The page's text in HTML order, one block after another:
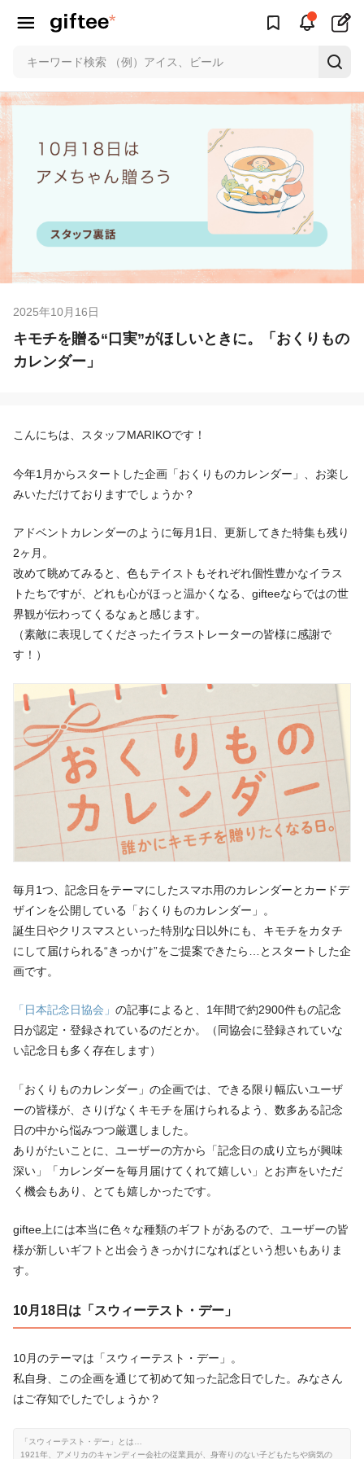
2025年10月16日
キモチを贈る“口実”がほしいときに。「おくりもの
カレンダー」
こんにちは、スタッフMARIKOです！
今年1月からスタートした企画「おくりものカレンダー」、お楽し
みいただけておりますでしょうか？
アドベントカレンダーのように毎月1日、更新してきた特集も残り
2ヶ月。
改めて眺めてみると、色もテイストもそれぞれ個性豊かなイラス
トたちですが、どれも心がほっと温かくなる、gifteeならではの世
界観が伝わってくるなぁと感じます。
（素敵に表現してくださったイラストレーターの皆様に感謝で
す！）
毎月1つ、記念日をテーマにしたスマホ用のカレンダーとカードデ
ザインを公開している「おくりものカレンダー」。
誕生日やクリスマスといった特別な日以外にも、キモチをカタチ
にして届けられる“きっかけ”をご提案できたら…とスタートした企
画です。
「日本記念日協会」 の記事によると、1年間で約2900件もの記念
日が認定・登録されているのだとか。（同協会に登録されていな
い記念日も多く存在します）
「おくりものカレンダー」の企画では、できる限り幅広いユーザ
ーの皆様が、さりげなくキモチを届けられるよう、数多ある記念
日の中から悩みつつ厳選しました。
ありがたいことに、ユーザーの方から「記念日の成り立ちが興味
深い」「カレンダーを毎月届けてくれて嬉しい」とお声をいただ
く機会もあり、とても嬉しかったです。
giftee上には本当に色々な種類のギフトがあるので、ユーザーの皆
様が新しいギフトと出会うきっかけになればという想いもありま
す。
10月18日は「スウィーテスト・デー」
10月のテーマは「スウィーテスト・デー」。
私自身、この企画を通じて初めて知った記念日でした。みなさん
はご存知でしたでしょうか？
「スウィーテスト・デー」とは…
1921年、アメリカのキャンディー会社の従業員が、身寄りのない子どもたちや病気の